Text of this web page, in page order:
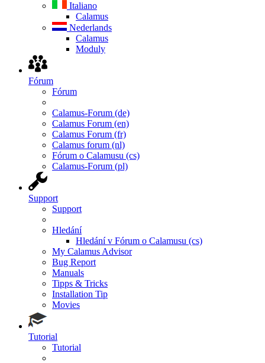
Italiano
Calamus
Nederlands
Calamus
Moduly
Fórum
Fórum
Calamus-Forum (de)
Calamus Forum (en)
Calamus Forum (fr)
Calamus forum (nl)
Fórum o Calamusu (cs)
Calamus-Forum (pl)
Support
Support
Hledání
Hledání v Fórum o Calamusu (cs)
My Calamus Advisor
Bug Report
Manuals
Tipps & Tricks
Installation Tip
Movies
Tutorial
Tutorial